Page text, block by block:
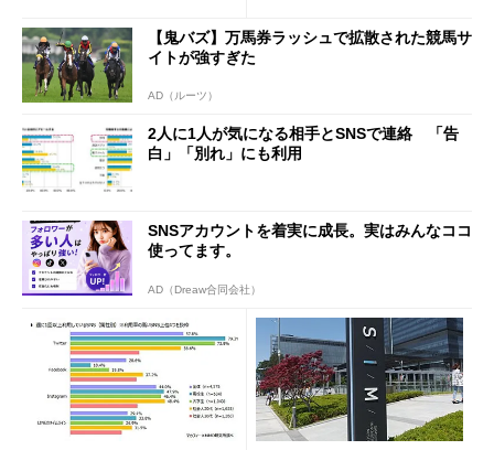
【鬼バズ】万馬券ラッシュで拡散された競馬サ
イトが強すぎた
AD（ルーツ）
2人に1人が気になる相手とSNSで連絡 「告
白」「別れ」にも利用
SNSアカウントを着実に成長。実はみんなココ
使ってます。
AD（Dreaw合同会社）